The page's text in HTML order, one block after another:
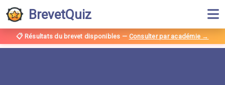
BrevetQuiz
📋 Résultats du brevet disponibles — Consulter par académie →